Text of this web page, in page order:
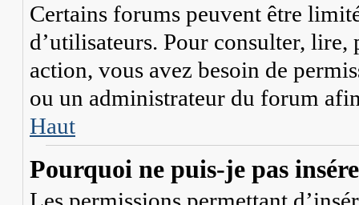
Certains forums peuvent être
d’utilisateurs. Pour consulter,
action, vous avez besoin de
ou un administrateur du forum
Haut
Pourquoi ne puis-je pas